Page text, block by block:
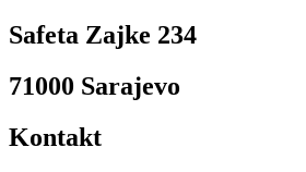
Safeta Zajke 234
71000 Sarajevo
Kontakt